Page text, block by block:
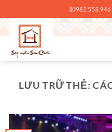
qua
nội
dung
0982.558.946
LƯU TRỮ THẺ: